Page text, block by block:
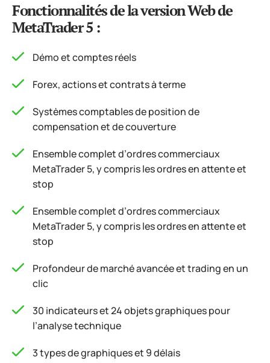
Fonctionnalités de la version Web de
MetaTrader 5 :
Démo et comptes réels
Forex, actions et contrats à terme
Systèmes comptables de position de
compensation et de couverture
Ensemble complet d’ordres commerciaux
MetaTrader 5, y compris les ordres en attente et
stop
Ensemble complet d’ordres commerciaux
MetaTrader 5, y compris les ordres en attente et
stop
Profondeur de marché avancée et trading en un
clic
30 indicateurs et 24 objets graphiques pour
l’analyse technique
3 types de graphiques et 9 délais